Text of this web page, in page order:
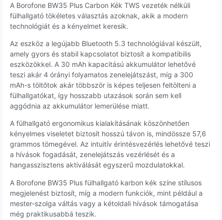
A Borofone BW35 Plus Carbon Kék TWS vezeték nélküli
fülhallgató tökéletes választás azoknak, akik a modern
technológiát és a kényelmet keresik.
Az eszköz a legújabb Bluetooth 5.3 technológiával készült,
amely gyors és stabil kapcsolatot biztosít a kompatibilis
eszközökkel. A 30 mAh kapacitású akkumulátor lehetővé
teszi akár 4 órányi folyamatos zenelejátszást, míg a 300
mAh-s töltőtok akár többször is képes teljesen feltölteni a
fülhallgatókat, így hosszabb utazások során sem kell
aggódnia az akkumulátor lemerülése miatt.
A fülhallgató ergonomikus kialakításának köszönhetően
kényelmes viseletet biztosít hosszú távon is, mindössze 57,6
grammos tömegével. Az intuitív érintésvezérlés lehetővé teszi
a hívások fogadását, zenelejátszás vezérlését és a
hangasszisztens aktiválását egyszerű mozdulatokkal.
A Borofone BW35 Plus fülhallgató karbon kék színe stílusos
megjelenést biztosít, míg a modern funkciók, mint például a
mester-szolga váltás vagy a kétoldali hívások támogatása
még praktikusabbá teszik.